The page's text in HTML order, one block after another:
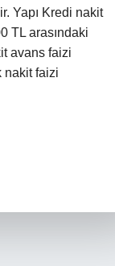
Yapı Kredi nakit
TL arasındaki
avans faizi
nakit faizi